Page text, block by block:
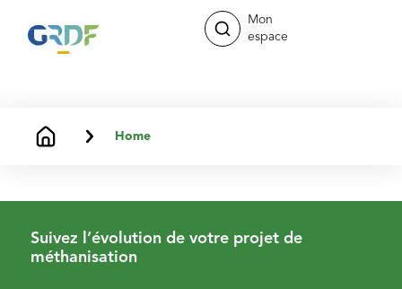
Mon
espace
Home
Suivez l’évolution de votre projet de
méthanisation